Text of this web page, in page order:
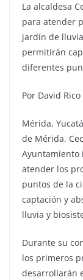
La alcaldesa
para atender
jardín de
permitirán
diferentes
Por David Rico
Mérida,
de Mérida,
Ayuntamiento
atender los
puntos de la
captación y
lluvia y
Durante su
los primeros
desarrollarán